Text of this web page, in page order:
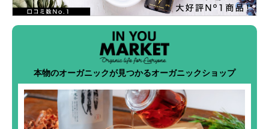
本物のオーガニックが見つかるオーガニックショップ